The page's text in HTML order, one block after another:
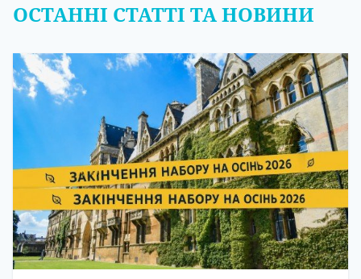
ОСТАННІ СТАТТІ ТА НОВИНИ